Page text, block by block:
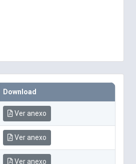
Download
Ver anexo
Ver anexo
Ver anexo